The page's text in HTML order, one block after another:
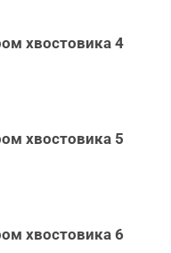
хвостовика 4
хвостовика 5
хвостовика 6